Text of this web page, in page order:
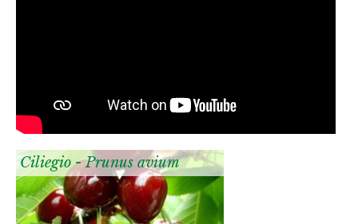
Ciliegio - Prunus avium